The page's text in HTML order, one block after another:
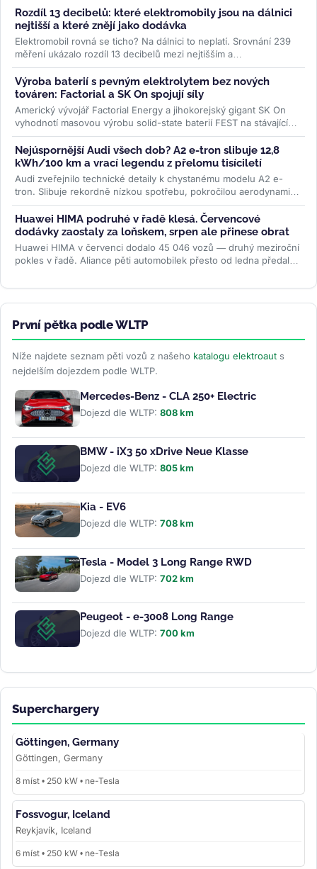
Rozdíl 13 decibelů: které elektromobily jsou na dálnici
nejtišší a které znějí jako dodávka
Elektromobil rovná se ticho? Na dálnici to neplatí. Srovnání 239
měření ukázalo rozdíl 13 decibelů mezi nejtišším a
nejhlučnějším...>>
Výroba baterií s pevným elektrolytem bez nových
továren: Factorial a SK On spojují síly
Americký vývojář Factorial Energy a jihokorejský gigant SK On
vyhodnotí masovou výrobu solid-state baterií FEST na stávajících
linkách....>>
Nejúspornější Audi všech dob? A2 e-tron slibuje 12,8
kWh/100 km a vrací legendu z přelomu tisíciletí
Audi zveřejnilo technické detaily k chystanému modelu A2 e-
tron. Slibuje rekordně nízkou spotřebu, pokročilou aerodynamiku
i LFP baterii....>>
Huawei HIMA podruhé v řadě klesá. Červencové
dodávky zaostaly za loňskem, srpen ale přinese obrat
Huawei HIMA v červenci dodalo 45 046 vozů — druhý meziroční
pokles v řadě. Aliance pěti automobilek přesto od ledna předala
První pětka podle WLTP
Níže najdete seznam pěti vozů z našeho katalogu elektroaut s
nejdelším dojezdem podle WLTP.
Mercedes-Benz - CLA 250+ Electric
Dojezd dle WLTP: 808 km
BMW - iX3 50 xDrive Neue Klasse
Dojezd dle WLTP: 805 km
Kia - EV6
Dojezd dle WLTP: 708 km
Tesla - Model 3 Long Range RWD
Dojezd dle WLTP: 702 km
Peugeot - e-3008 Long Range
Dojezd dle WLTP: 700 km
Superchargery
Göttingen, Germany
Göttingen, Germany
8 míst • 250 kW • ne-Tesla
Fossvogur, Iceland
Reykjavík, Iceland
6 míst • 250 kW • ne-Tesla